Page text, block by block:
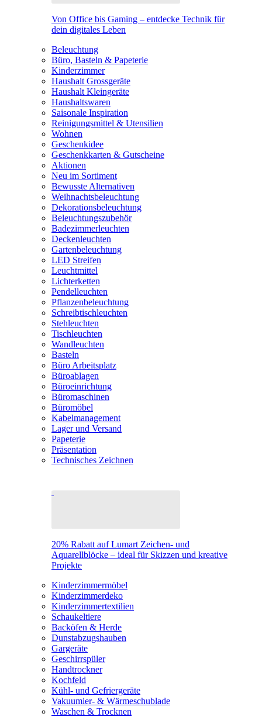
Von Office bis Gaming – entdecke Technik für
dein digitales Leben
Beleuchtung
Büro, Basteln & Papeterie
Kinderzimmer
Haushalt Grossgeräte
Haushalt Kleingeräte
Haushaltswaren
Saisonale Inspiration
Reinigungsmittel & Utensilien
Wohnen
Geschenkidee
Geschenkkarten & Gutscheine
Aktionen
Neu im Sortiment
Bewusste Alternativen
Weihnachtsbeleuchtung
Dekorationsbeleuchtung
Beleuchtungszubehör
Badezimmerleuchten
Deckenleuchten
Gartenbeleuchtung
LED Streifen
Leuchtmittel
Lichterketten
Pendelleuchten
Pflanzenbeleuchtung
Schreibtischleuchten
Stehleuchten
Tischleuchten
Wandleuchten
Basteln
Büro Arbeitsplatz
Büroablagen
Büroeinrichtung
Büromaschinen
Büromöbel
Kabelmanagement
Lager und Versand
Papeterie
Präsentation
Technisches Zeichnen
20% Rabatt auf Lumart Zeichen- und
Aquarellblöcke – ideal für Skizzen und kreative
Projekte
Kinderzimmermöbel
Kinderzimmerdeko
Kinderzimmertextilien
Schaukeltiere
Backöfen & Herde
Dunstabzugshauben
Gargeräte
Geschirrspüler
Handtrockner
Kochfeld
Kühl- und Gefriergeräte
Vakuumier- & Wärmeschublade
Waschen & Trocknen